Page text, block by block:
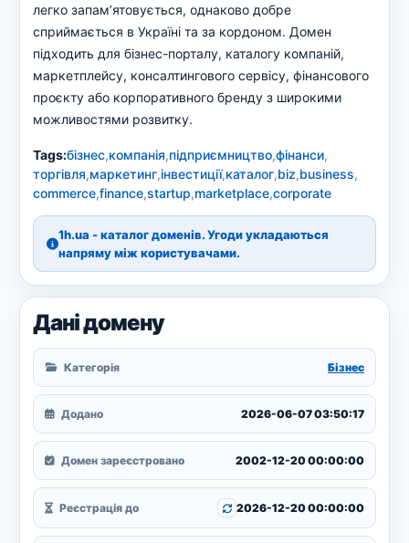
легко запам’ятовується, однаково добре
сприймається в Україні та за кордоном. Домен
підходить для бізнес-порталу, каталогу компаній,
маркетплейсу, консалтингового сервісу, фінансового
проєкту або корпоративного бренду з широкими
можливостями розвитку.
Tags:бізнес,компанія,підприємництво,фінанси,
торгівля,маркетинг,інвестиції,каталог,biz,business,
commerce,finance,startup,marketplace,corporate
1h.ua - каталог доменів. Угоди укладаються
напряму між користувачами.
Дані домену
Категорія Бізнес
Додано 2026-06-07 03:50:17
Домен зареєстровано 2002-12-20 00:00:00
Реєстрація до 2026-12-20 00:00:00